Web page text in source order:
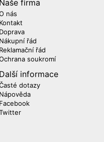
Naše firma
nás
Kontakt
Doprava
Nákupní řád
Reklamační řád
soukromí
Další informace
dotazy
Nápověda
Facebook